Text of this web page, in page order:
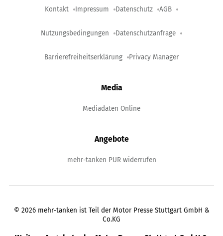
Kontakt Impressum Datenschutz AGB
Nutzungsbedingungen Datenschutzanfrage
Barrierefreiheitserklärung Privacy Manager
Media
Mediadaten Online
Angebote
mehr-tanken PUR widerrufen
© 2026 mehr-tanken ist Teil der Motor Presse Stuttgart GmbH &
Co.KG